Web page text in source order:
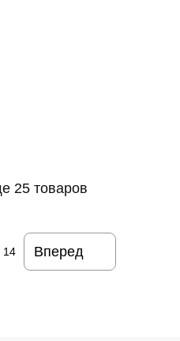
25 товаров
14 Вперед